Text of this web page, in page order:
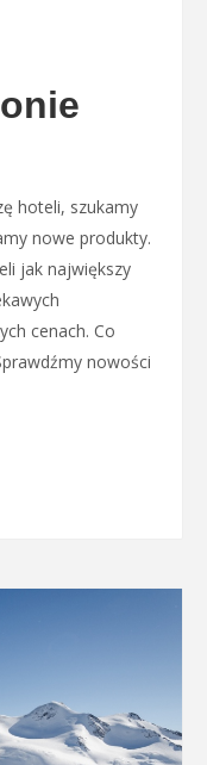
hoteli, szukamy
nowe produkty.
jak największy
cenach. Co
nowości